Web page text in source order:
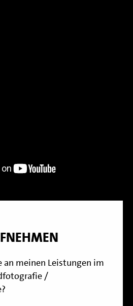
an meinen Leistungen im
/